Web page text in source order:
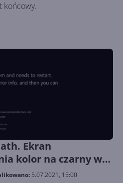
końcowy.
Ekran
kolor na czarny w
5.07.2021, 15:00